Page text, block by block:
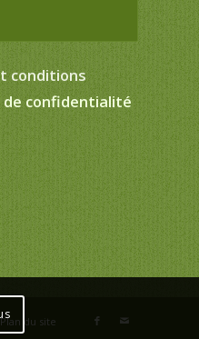
conditions
de confidentialité
Plan du site